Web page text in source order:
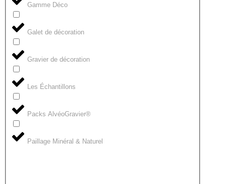
Gamme Déco
Galet de décoration
Gravier de décoration
Les Échantillons
Packs AlvéoGravier®
Paillage Minéral & Naturel